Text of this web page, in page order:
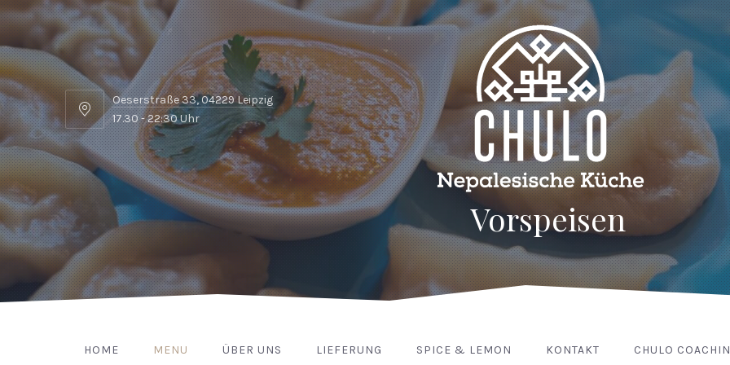
Oeserstraße
33,
04229
Leipzig
Oeserstraße 33, 04229 Leipzig
17.30 - 22:30 Uhr
Vorspeisen
HOME MENU ÜBER UNS LIEFERUNG SPICE & LEMON KONTAKT CHULO